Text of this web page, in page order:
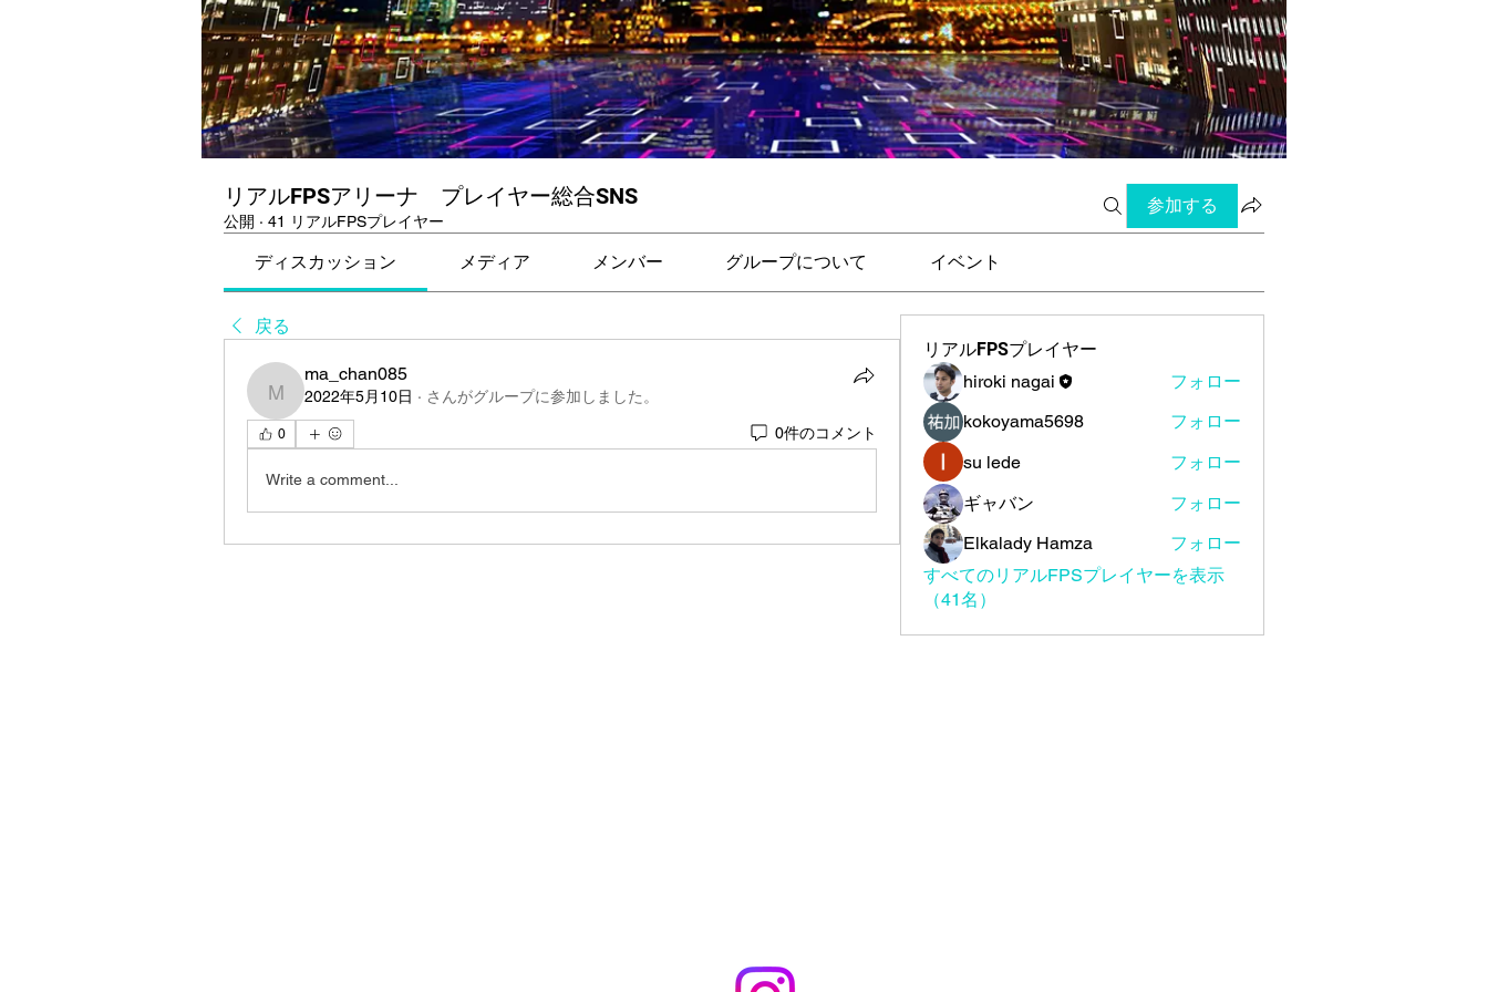
リアルFPSアリーナ プレイヤー総合SNS
公開 · 41 リアルFPSプレイヤー
参加する
ディスカッション メディア メンバー グループについて イベント
戻る
ma_chan085
ma_chan085
2022年5月10日 · さんがグループに参加しました。
0 0件のコメント
Write a comment...
リアルFPSプレイヤー
hiroki nagai
フォロー
kokoyama5698
フォロー
su lede
フォロー
ギャバン
フォロー
Elkalady Hamza
フォロー
すべてのリアルFPSプレイヤーを表示
（41名）